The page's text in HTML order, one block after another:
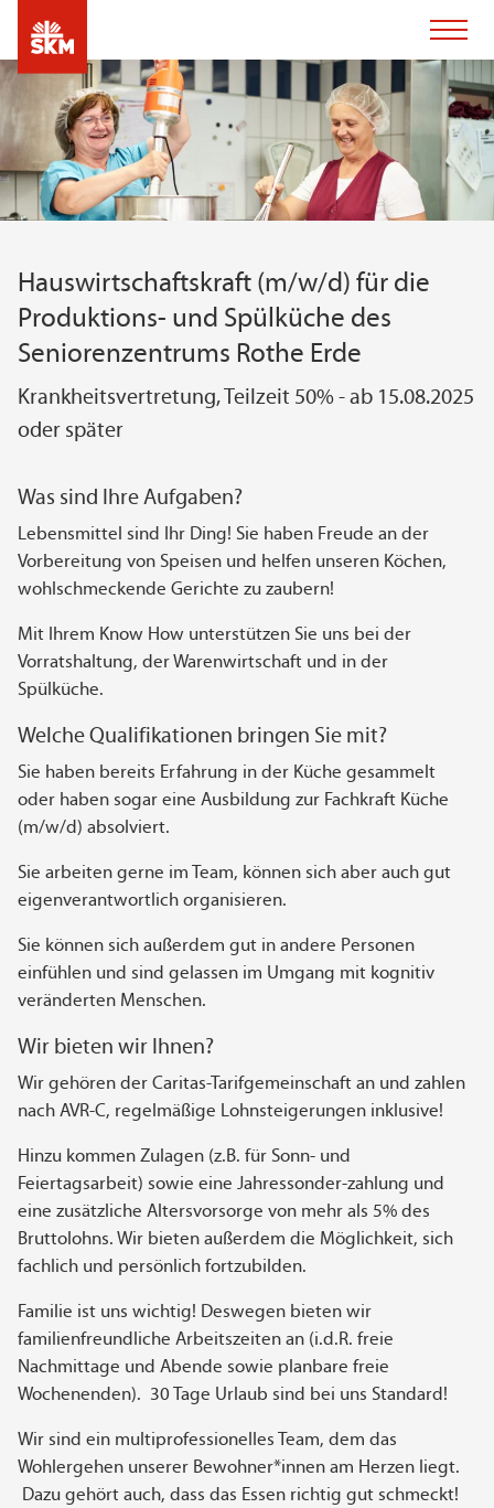
Hauswirtschaftskraft (m/w/d) für die
Produktions- und Spülküche des
Seniorenzentrums Rothe Erde
Krankheitsvertretung, Teilzeit 50% - ab 15.08.2025
oder später
Was sind Ihre Aufgaben?
Lebensmittel sind Ihr Ding! Sie haben Freude an der
Vorbereitung von Speisen und helfen unseren Köchen,
wohlschmeckende Gerichte zu zaubern!
Mit Ihrem Know How unterstützen Sie uns bei der
Vorratshaltung, der Warenwirtschaft und in der
Spülküche.
Welche Qualifikationen bringen Sie mit?
Sie haben bereits Erfahrung in der Küche gesammelt
oder haben sogar eine Ausbildung zur Fachkraft Küche
(m/w/d) absolviert.
Sie arbeiten gerne im Team, können sich aber auch gut
eigenverantwortlich organisieren.
Sie können sich außerdem gut in andere Personen
einfühlen und sind gelassen im Umgang mit kognitiv
veränderten Menschen.
Wir bieten wir Ihnen?
Wir gehören der Caritas-Tarifgemeinschaft an und zahlen
nach AVR-C, regelmäßige Lohnsteigerungen inklusive!
Hinzu kommen Zulagen (z.B. für Sonn- und
Feiertagsarbeit) sowie eine Jahressonder-zahlung und
eine zusätzliche Altersvorsorge von mehr als 5% des
Bruttolohns. Wir bieten außerdem die Möglichkeit, sich
fachlich und persönlich fortzubilden.
Familie ist uns wichtig! Deswegen bieten wir
familienfreundliche Arbeitszeiten an (i.d.R. freie
Nachmittage und Abende sowie planbare freie
Wochenenden). 30 Tage Urlaub sind bei uns Standard!
Wir sind ein multiprofessionelles Team, dem das
Wohlergehen unserer Bewohner*innen am Herzen liegt.
Dazu gehört auch, dass das Essen richtig gut schmeckt!